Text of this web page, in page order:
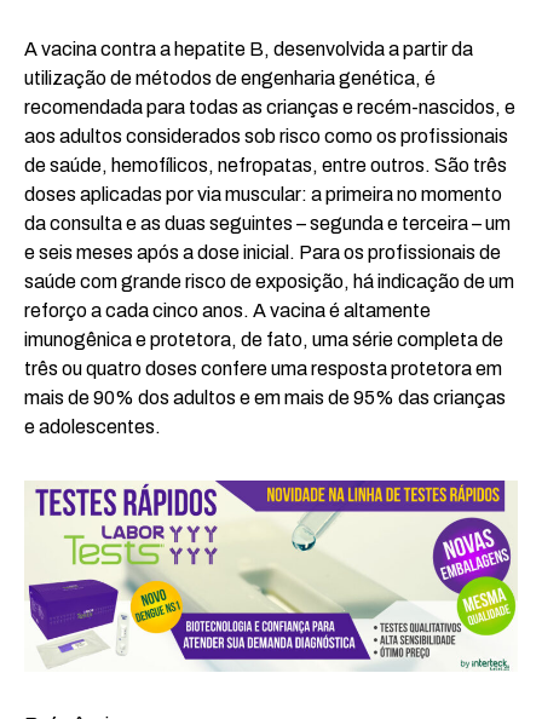
A vacina contra a hepatite B, desenvolvida a partir da
utilização de métodos de engenharia genética, é
recomendada para todas as crianças e recém-nascidos, e
aos adultos considerados sob risco como os profissionais
de saúde, hemofílicos, nefropatas, entre outros. São três
doses aplicadas por via muscular: a primeira no momento
da consulta e as duas seguintes – segunda e terceira – um
e seis meses após a dose inicial. Para os profissionais de
saúde com grande risco de exposição, há indicação de um
reforço a cada cinco anos. A vacina é altamente
imunogênica e protetora, de fato, uma série completa de
três ou quatro doses confere uma resposta protetora em
mais de 90% dos adultos e em mais de 95% das crianças
e adolescentes.